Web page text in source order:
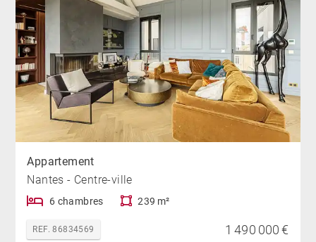
Appartement
Nantes - Centre-ville
6 chambres 239 m²
REF. 86834569 1 490 000 €